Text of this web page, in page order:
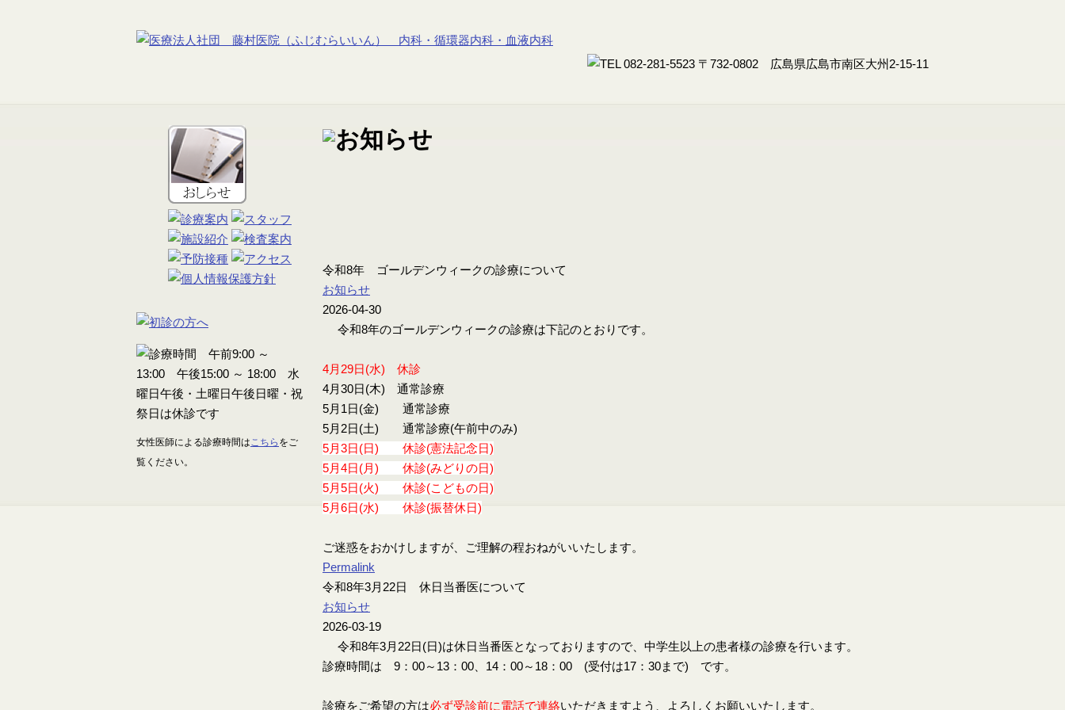
女性医師による診療時間はこちら をご
覧ください。
令和8年 ゴールデンウィークの診療について
お知らせ
2026-04-30
令和8年のゴールデンウィークの診療は下記のとおりです。
4月29日(水) 休診
4月30日(木) 通常診療
5月1日(金) 通常診療
5月2日(土) 通常診療(午前中のみ)
5月3日(日) 休診(憲法記念日)
5月4日(月) 休診(みどりの日)
5月5日(火) 休診(こどもの日)
5月6日(水) 休診(振替休日)
ご迷惑をおかけしますが、ご理解の程おねがいいたします。
Permalink
令和8年3月22日 休日当番医について
お知らせ
2026-03-19
令和8年3月22日(日)は休日当番医となっておりますので、中学生以上の患者様の診療を行います。
診療時間は 9：00～13：00、14：00～18：00 (受付は17：30まで) です。
診療をご希望の方は必ず受診前に電話で連絡いただきますよう、よろしくお願いいたします。